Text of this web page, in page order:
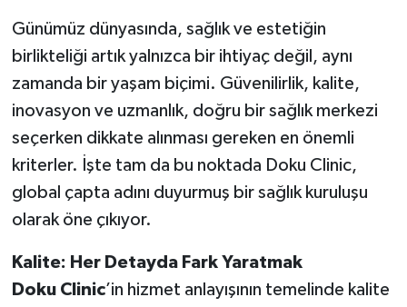
Konfor
Günümüz dünyasında, sağlık ve estetiğin
birlikteliği artık yalnızca bir ihtiyaç değil, aynı
zamanda bir yaşam biçimi. Güvenilirlik, kalite,
inovasyon ve uzmanlık, doğru bir sağlık merkezi
seçerken dikkate alınması gereken en önemli
kriterler. İşte tam da bu noktada Doku Clinic,
global çapta adını duyurmuş bir sağlık kuruluşu
olarak öne çıkıyor.
Kalite: Her Detayda Fark Yaratmak
Doku Clinic’in hizmet anlayışının temelinde kalite